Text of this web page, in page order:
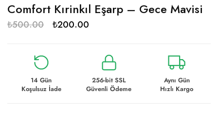
Comfort Kırinkıl Eşarp – Gece Mavisi
₺500.00 ₺200.00
14 Gün
Koşulsuz İade
256-bit SSL
Güvenli Ödeme
Aynı Gün
Hızlı Kargo